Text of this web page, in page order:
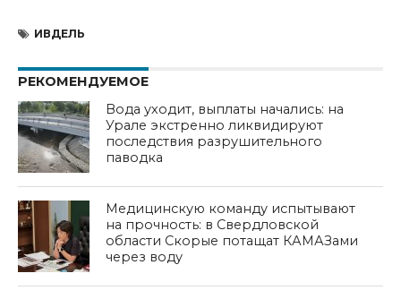
ИВДЕЛЬ
РЕКОМЕНДУЕМОЕ
Вода уходит, выплаты начались: на
Урале экстренно ликвидируют
последствия разрушительного
паводка
Медицинскую команду испытывают
на прочность: в Свердловской
области Скорые потащат КАМАЗами
через воду